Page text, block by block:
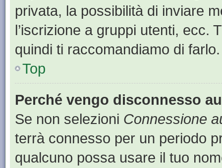
privata, la possibilità di inviare
l’iscrizione a gruppi utenti, ecc.
quindi ti raccomandiamo di farlo.
Top
Perché vengo disconnesso
Se non selezioni Connessione
terrà connesso per un periodo
qualcuno possa usare il tuo